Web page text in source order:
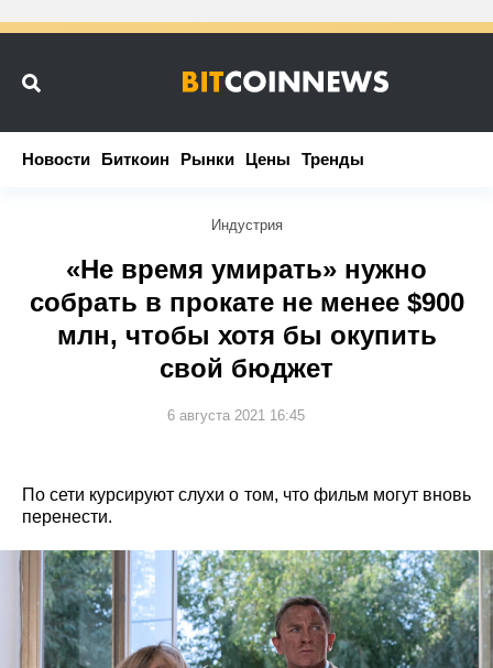
Новости Биткоин Рынки Цены Тренды
Новости Биткоин Рынки Цены Тренды
Индустрия
«Не время умирать» нужно
собрать в прокате не менее $900
млн, чтобы хотя бы окупить
свой бюджет
6 августа 2021 16:45
По сети курсируют слухи о том, что фильм могут вновь
перенести.